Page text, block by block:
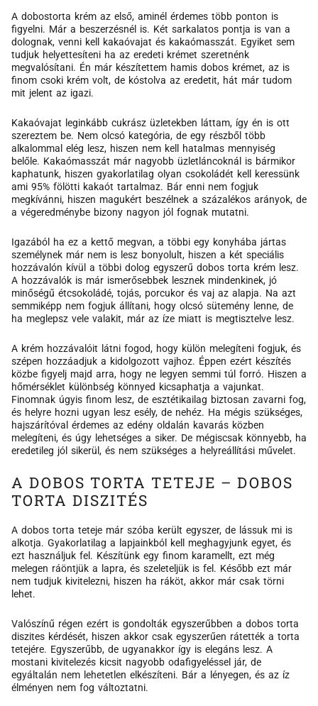
A dobostorta krém az első, aminél érdemes több ponton is
figyelni. Már a beszerzésnél is. Két sarkalatos pontja is van a
dolognak, venni kell kakaóvajat és kakaómasszát. Egyiket sem
tudjuk helyettesíteni ha az eredeti krémet szeretnénk
megvalósítani. Én már készítettem hamis dobos krémet, az is
finom csoki krém volt, de kóstolva az eredetit, hát már tudom
mit jelent az igazi.
Kakaóvajat leginkább cukrász üzletekben láttam, így én is ott
szereztem be. Nem olcsó kategória, de egy részből több
alkalommal elég lesz, hiszen nem kell hatalmas mennyiség
belőle. Kakaómasszát már nagyobb üzletláncoknál is bármikor
kaphatunk, hiszen gyakorlatilag olyan csokoládét kell keressünk
ami 95% fölötti kakaót tartalmaz. Bár enni nem fogjuk
megkívánni, hiszen magukért beszélnek a százalékos arányok, de
a végeredménybe bizony nagyon jól fognak mutatni.
Igazából ha ez a kettő megvan, a többi egy konyhába jártas
személynek már nem is lesz bonyolult, hiszen a két speciális
hozzávalón kívül a többi dolog egyszerű dobos torta krém lesz.
A hozzávalók is már ismerősebbek lesznek mindenkinek, jó
minőségű étcsokoládé, tojás, porcukor és vaj az alapja. Na azt
semmiképp nem fogjuk állítani, hogy olcsó sütemény lenne, de
ha meglepsz vele valakit, már az íze miatt is megtisztelve lesz.
A krém hozzávalóit látni fogod, hogy külön melegíteni fogjuk, és
szépen hozzáadjuk a kidolgozott vajhoz. Éppen ezért készítés
közbe figyelj majd arra, hogy ne legyen semmi túl forró. Hiszen a
hőmérséklet különbség könnyed kicsaphatja a vajunkat.
Finomnak úgyis finom lesz, de esztétikailag biztosan zavarni fog,
és helyre hozni ugyan lesz esély, de nehéz. Ha mégis szükséges,
hajszárítóval érdemes az edény oldalán kavarás közben
melegíteni, és úgy lehetséges a siker. De mégiscsak könnyebb, ha
eredetileg jól sikerül, és nem szükséges a helyreállítási művelet.
A DOBOS TORTA TETEJE – DOBOS
TORTA DISZITÉS
A dobos torta teteje már szóba került egyszer, de lássuk mi is
alkotja. Gyakorlatilag a lapjainkból kell meghagyjunk egyet, és
ezt használjuk fel. Készítünk egy finom karamellt, ezt még
melegen ráöntjük a lapra, és szeleteljük is fel. Később ezt már
nem tudjuk kivitelezni, hiszen ha ráköt, akkor már csak törni
lehet.
Valószínű régen ezért is gondolták egyszerűbben a dobos torta
diszites kérdését, hiszen akkor csak egyszerűen rátették a torta
tetejére. Egyszerűbb, de ugyanakkor így is elegáns lesz. A
mostani kivitelezés kicsit nagyobb odafigyeléssel jár, de
egyáltalán nem lehetetlen elkészíteni. Bár a lényegen, és az íz
élményen nem fog változtatni.